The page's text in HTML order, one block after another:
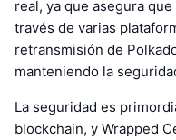
real, ya que asegura
través de varias
retransmisión de
manteniendo la
La seguridad es
blockchain, y Wrapped